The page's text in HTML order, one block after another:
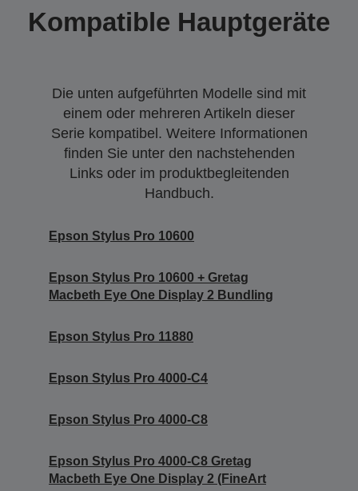
Kompatible Hauptgeräte
Die unten aufgeführten Modelle sind mit
einem oder mehreren Artikeln dieser
Serie kompatibel. Weitere Informationen
finden Sie unter den nachstehenden
Links oder im produktbegleitenden
Handbuch.
Epson Stylus Pro 10600
Epson Stylus Pro 10600 + Gretag
Macbeth Eye One Display 2 Bundling
Epson Stylus Pro 11880
Epson Stylus Pro 4000-C4
Epson Stylus Pro 4000-C8
Epson Stylus Pro 4000-C8 Gretag
Macbeth Eye One Display 2 (FineArt